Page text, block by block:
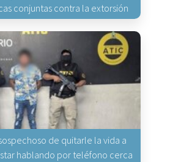
conjuntas contra la extorsión
de quitarle la vida a
hablando por teléfono cerca